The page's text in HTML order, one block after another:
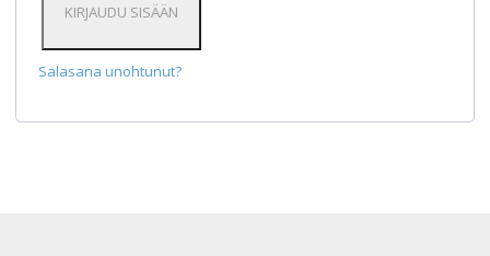
KIRJAUDU SISÄÄN
Salasana unohtunut?